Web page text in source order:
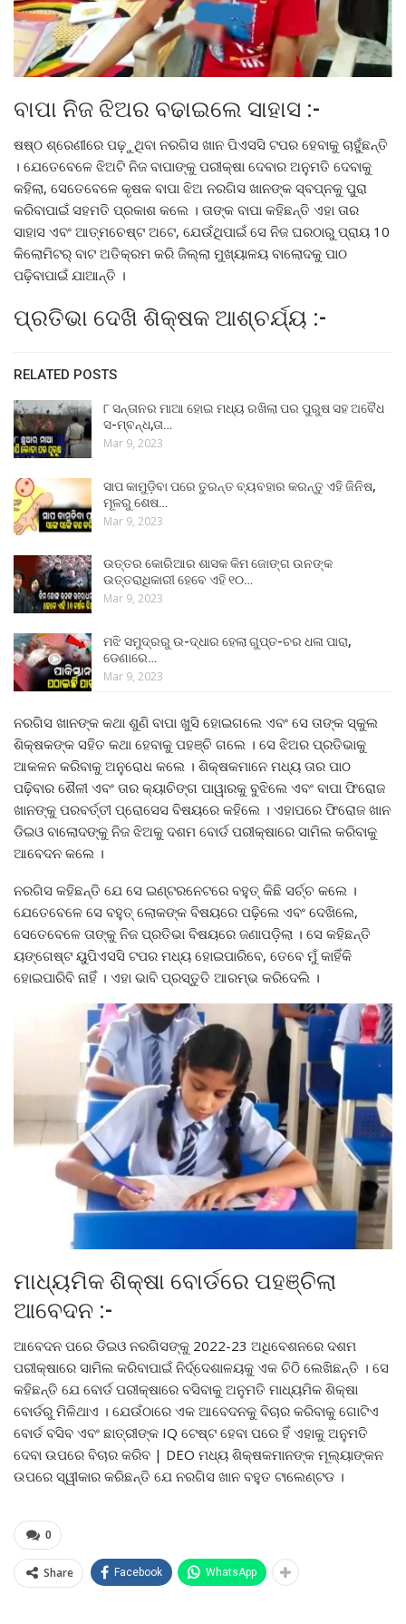
ବାପା ନିଜ ଝିଅର ବଢାଇଲେ ସାହାସ :-
ଷଷ୍ଠ ଶ୍ରେଣୀରେ ପଢ଼ୁଥିବା ନରଗିସ ଖାନ ପିଏସସି ଟପର ହେବାକୁ ଚାହୁଁଛନ୍ତି
। ଯେତେବେଳେ ଝିଅଟି ନିଜ ବାପାଙ୍କୁ ପରୀକ୍ଷା ଦେବାର ଅନୁମତି ଦେବାକୁ
କହିଲା, ସେତେବେଳେ କୃଷକ ବାପା ଝିଅ ନରଗିସ ଖାନଙ୍କ ସ୍ବପ୍ନକୁ ପୁରା
କରିବାପାଇଁ ସହମତି ପ୍ରକାଶ କଲେ । ତାଙ୍କ ବାପା କହିଛନ୍ତି ଏହା ତାର
ସାହାସ ଏବଂ ଆତ୍ମଚେଷ୍ଟ ଅଟେ, ଯେଉଁଥିପାଇଁ ସେ ନିଜ ଘରଠାରୁ ପ୍ରାୟ 10
କିଲୋମିଟର୍ ବାଟ ଅତିକ୍ରମ କରି ଜିଲ୍ଲା ମୁଖ୍ୟାଳୟ ବାଲୋଦକୁ ପାଠ
ପଢ଼ିବାପାଇଁ ଯାଆନ୍ତି ।
ପ୍ରତିଭା ଦେଖି ଶିକ୍ଷକ ଆଶ୍ଚର୍ଯ୍ୟ :-
RELATED POSTS
୮ ସନ୍ତାନର ମାଆ ହୋଇ ମଧ୍ୟ ରଖିଲା ପର ପୁରୁଷ ସହ ଅବୈଧ
ସ-ମ୍ବନ୍ଧ,ତା…
Mar 9, 2023
ସାପ କାମୁଡ଼ିବା ପରେ ତୁରନ୍ତ ବ୍ୟବହାର କରନ୍ତୁ ଏହି ଜିନିଷ,
ମୂଳରୁ ଶେଷ…
Mar 9, 2023
ଉତ୍ତର କୋରିଆର ଶାସକ କିମ ଜୋଙ୍ଗ ଉନଙ୍କ
ଉତ୍ତରାଧିକାରୀ ହେବେ ଏହି ୧୦…
Mar 9, 2023
ମଝି ସମୁଦ୍ରରୁ ଉ-ଦ୍ଧାର ହେଲା ଗୁପ୍ତ-ଚର ଧଳା ପାରା,
ଡେଣାରେ…
Mar 9, 2023
ନରଗିସ ଖାନଙ୍କ କଥା ଶୁଣି ବାପା ଖୁସି ହୋଇଗଲେ ଏବଂ ସେ ତାଙ୍କ ସ୍କୁଲ
ଶିକ୍ଷକଙ୍କ ସହିତ କଥା ହେବାକୁ ପହଞ୍ଚି ଗଲେ । ସେ ଝିଅର ପ୍ରତିଭାକୁ
ଆକଳନ କରିବାକୁ ଅନୁରୋଧ କଲେ । ଶିକ୍ଷକମାନେ ମଧ୍ୟ ତାର ପାଠ
ପଢ଼ିବାର ଶୈଳୀ ଏବଂ ତାର କ୍ୟାଚିଙ୍ଗ ପାୱାରକୁ ବୁଝିଲେ ଏବଂ ବାପା ଫିରୋଜ
ଖାନଙ୍କୁ ପରବର୍ତ୍ତୀ ପ୍ରୋସେସ ବିଷୟରେ କହିଲେ । ଏହାପରେ ଫିରୋଜ ଖାନ
ଡିଇଓ ବାଲୋଦଙ୍କୁ ନିଜ ଝିଅକୁ ଦଶମ ବୋର୍ଡ ପରୀକ୍ଷାରେ ସାମିଲ କରିବାକୁ
ଆବେଦନ କଲେ ।
ନରଗିସ କହିଛନ୍ତି ଯେ ସେ ଇଣ୍ଟରନେଟରେ ବହୁତ୍ କିଛି ସର୍ଚ୍ଚ କଲେ ।
ଯେତେବେଳେ ସେ ବହୁତ୍ ଲୋକଙ୍କ ବିଷୟରେ ପଢ଼ିଲେ ଏବଂ ଦେଖିଲେ,
ସେତେବେଳେ ତାଙ୍କୁ ନିଜ ପ୍ରତିଭା ବିଷୟରେ ଜଣାପଡ଼ିଲା । ସେ କହିଛନ୍ତି
ୟଙ୍ଗେଷ୍ଟ ୟୁପିଏସସି ଟପର ମଧ୍ୟ ହୋଇପାରିବେ, ତେବେ ମୁଁ କାହିଁକି
ହୋଇପାରିବି ନାହିଁ । ଏହା ଭାବି ପ୍ରସ୍ତୁତି ଆରମ୍ଭ କରିଦେଲି ।
ମାଧ୍ୟମିକ ଶିକ୍ଷା ବୋର୍ଡରେ ପହଞ୍ଚିଲା
ଆବେଦନ :-
ଆବେଦନ ପରେ ଡିଇଓ ନରଗିସଙ୍କୁ 2022-23 ଅଧିବେଶନରେ ଦଶମ
ପରୀକ୍ଷାରେ ସାମିଲ କରିବାପାଇଁ ନିର୍ଦ୍ଦେଶାଳୟକୁ ଏକ ଚିଠି ଲେଖିଛନ୍ତି । ସେ
କହିଛନ୍ତି ଯେ ବୋର୍ଡ ପରୀକ୍ଷାରେ ବସିବାକୁ ଅନୁମତି ମାଧ୍ୟମିକ ଶିକ୍ଷା
ବୋର୍ଡରୁ ମିଳିଥାଏ । ଯେଉଁଠାରେ ଏକ ଆବେଦନକୁ ବିଚାର କରିବାକୁ ଗୋଟିଏ
ବୋର୍ଡ ବସିବ ଏବଂ ଛାତ୍ରୀଙ୍କ IQ ଟେଷ୍ଟ ହେବା ପରେ ହିଁ ଏହାକୁ ଅନୁମତି
ଦେବା ଉପରେ ବିଚାର କରିବ | DEO ମଧ୍ୟ ଶିକ୍ଷକମାନଙ୍କ ମୂଲ୍ୟାଙ୍କନ
ଉପରେ ସ୍ୱୀକାର କରିଛନ୍ତି ଯେ ନରଗିସ ଖାନ ବହୁତ ଟାଲେଣ୍ଟଡ ।
0
Share Facebook WhatsApp